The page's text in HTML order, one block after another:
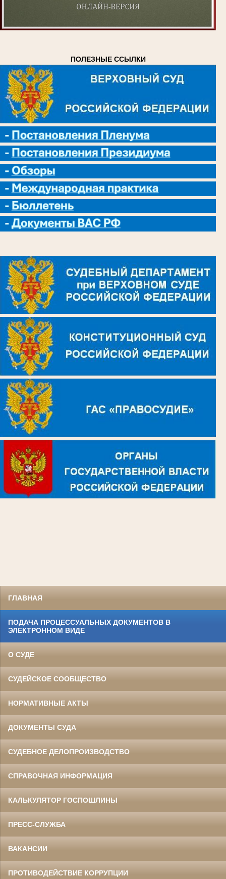
ПОЛЕЗНЫЕ ССЫЛКИ
ГЛАВНАЯ
ПОДАЧА ПРОЦЕССУАЛЬНЫХ ДОКУМЕНТОВ В
ЭЛЕКТРОННОМ ВИДЕ
О СУДЕ
СУДЕЙСКОЕ СООБЩЕСТВО
НОРМАТИВНЫЕ АКТЫ
ДОКУМЕНТЫ СУДА
СУДЕБНОЕ ДЕЛОПРОИЗВОДСТВО
СПРАВОЧНАЯ ИНФОРМАЦИЯ
КАЛЬКУЛЯТОР ГОСПОШЛИНЫ
ПРЕСС-СЛУЖБА
ВАКАНСИИ
ПРОТИВОДЕЙСТВИЕ КОРРУПЦИИ